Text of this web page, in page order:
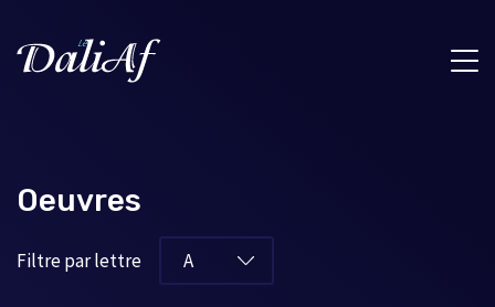
Oeuvres
Filtre par lettre